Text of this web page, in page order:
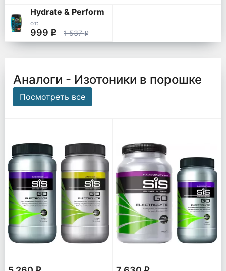
Hydrate & Perform
от:
999 q 1 537q
Аналоги - Изотоники в порошке
Посмотреть все